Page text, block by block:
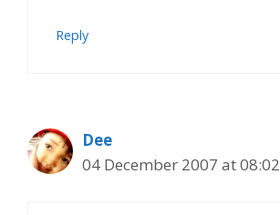
Reply
Dee
04 December 2007 at